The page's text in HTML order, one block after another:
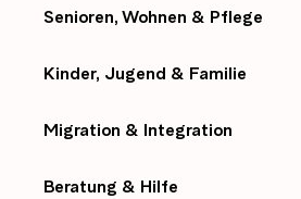
Senioren, Wohnen & Pflege
Kinder, Jugend & Familie
Migration & Integration
Beratung & Hilfe